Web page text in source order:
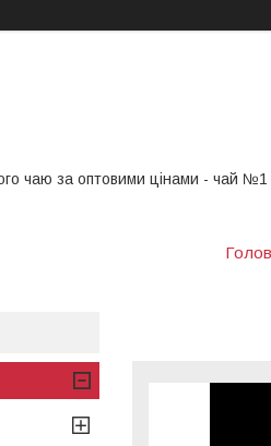
чаю за оптовими цінами - чай ​​№1